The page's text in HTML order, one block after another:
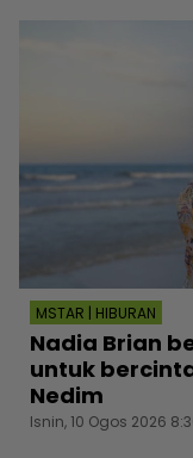
MSTAR | HIBURAN
Nadia Brian
untuk
Nedim
Isnin, 10 Ogos 2026